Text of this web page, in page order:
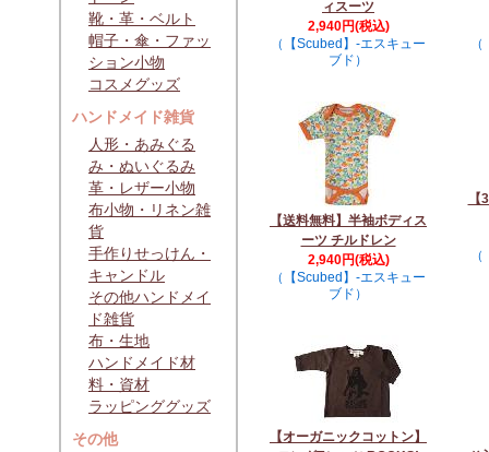
靴・革・ベルト
帽子・傘・ファッ
ション小物
コスメグッズ
ハンドメイド雑貨
人形・あみぐる
み・ぬいぐるみ
革・レザー小物
布小物・リネン雑
貨
手作りせっけん・
キャンドル
その他ハンドメイ
ド雑貨
布・生地
ハンドメイド材
料・資材
ラッピンググッズ
その他
ィスーツ
2,940円(税込)
（【Scubed】-エスキュー
ブド）
【送料無料】半袖ボディス
ーツ チルドレン
2,940円(税込)
（【Scubed】-エスキュー
ブド）
【オーガニックコットン】